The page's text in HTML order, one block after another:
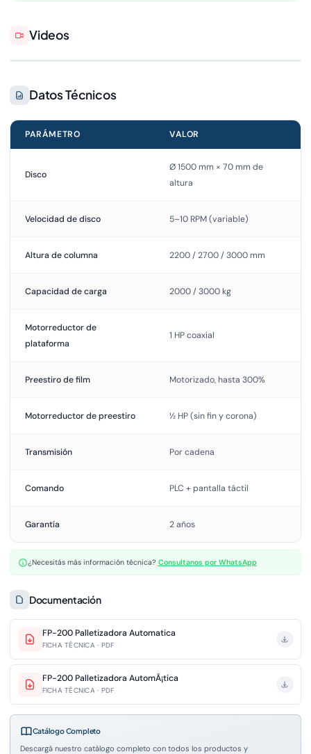
Videos
Datos Técnicos
PARÁMETRO VALOR
Disco
Ø 1500 mm × 70 mm de
altura
Velocidad de disco 5–10 RPM (variable)
Altura de columna 2200 / 2700 / 3000 mm
Capacidad de carga 2000 / 3000 kg
Motorreductor de
plataforma
1 HP coaxial
Preestiro de film Motorizado, hasta 300%
Motorreductor de preestiro ½ HP (sin fin y corona)
Transmisión Por cadena
Comando PLC + pantalla táctil
Garantía 2 años
¿Necesitás más información técnica? Consultanos por WhatsApp
Documentación
FP-200 Palletizadora Automatica
FICHA TÉCNICA · PDF
FP-200 Palletizadora AutomÃ¡tica
FICHA TÉCNICA · PDF
Catálogo Completo
Descargá nuestro catálogo completo con todos los productos y